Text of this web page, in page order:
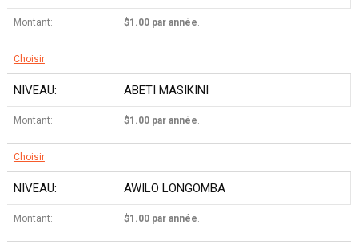
$1.00 par année.
Choisir
ABETI MASIKINI
$1.00 par année.
Choisir
AWILO LONGOMBA
$1.00 par année.